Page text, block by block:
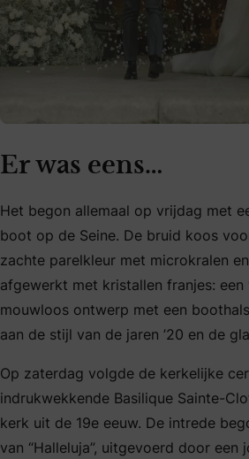
Er was eens…
Het begon allemaal op vrijdag met
boot op de Seine. De bruid koos
zachte parelkleur met microkralen
afgewerkt met kristallen franjes:
mouwloos ontwerp met een
aan de stijl van de jaren ’20 en de
Op zaterdag volgde de kerkelijke
indrukwekkende Basilique Sainte-
kerk uit de 19e eeuw. De intrede
van “Halleluja”, uitgevoerd door een